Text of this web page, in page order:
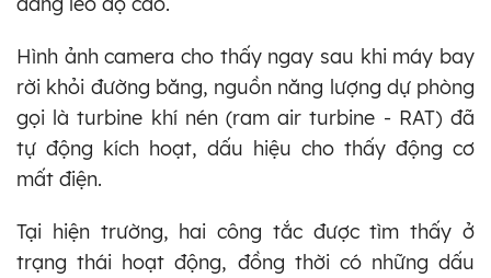
Hình ảnh camera cho thấy ngay sau khi máy bay
rời khỏi đường băng, nguồn năng lượng dự phòng
gọi là turbine khí nén (ram air turbine - RAT) đã
tự động kích hoạt, dấu hiệu cho thấy động cơ
mất điện.
Tại hiện trường, hai công tắc được tìm thấy ở
trạng thái hoạt động, đồng thời có những dấu